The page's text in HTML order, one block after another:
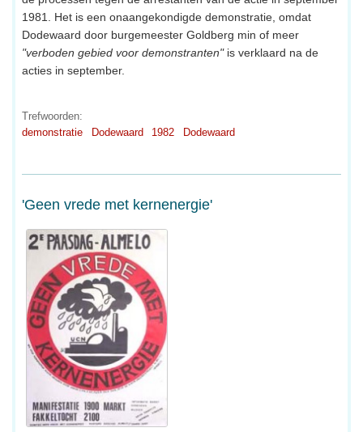
1981. Het is een onaangekondigde demonstratie, omdat
Dodewaard door burgemeester Goldberg min of meer
"verboden gebied voor demonstranten"is verklaard na de
acties in september.
Trefwoorden:
demonstratie
Dodewaard 1982 Dodewaard
'Geen vrede met kernenergie'